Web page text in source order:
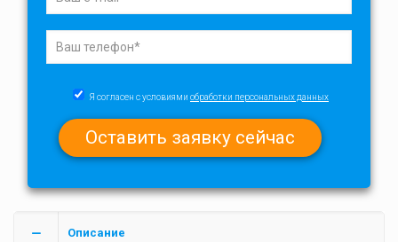
Я согласен с условиями обработки персональных данных
Описание